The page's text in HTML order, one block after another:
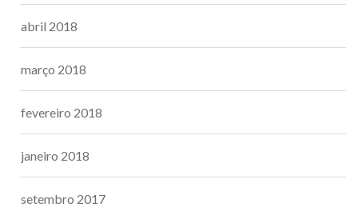
abril 2018
março 2018
fevereiro 2018
janeiro 2018
setembro 2017